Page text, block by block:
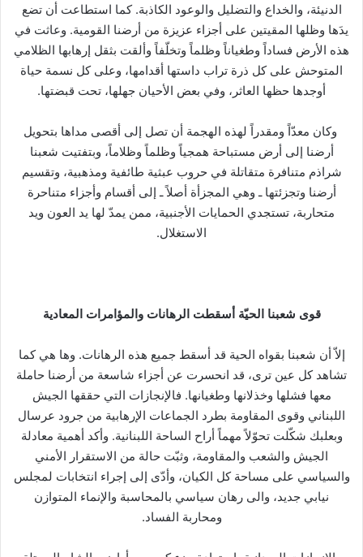
الدنيئة، والخداع والتضليل والوعود الكاذبة. كما استطاعت أن تضع
يدَها وظلها المقيتين على أجزاء عزيزة من أرضنا القومية. وعاثت في
هذه الأرض فساداً وطغياناً وظلماً وتخلّفاً وألقت بثقل إرهابها الظلامي
المتوحش على كل ذرة تراب داستها أقدامها، وعلى كل نسمة حياة
أوجدها حظها العاثر، وفي بعض الأحيان جهلها، تحت قبضتها.
وكان معدّاً ومقدراً لهذه الهجمة أن تصل إلى أقصى مداها بتحويل
أرضنا إلى أرض مستباحة همجياً وظلماً وظلاماً، وبتفتيت شعبنا
شراذم متنافرة متقاتلة في حروب عبثية طائفية ومذهبية، وتقسيم
أرضنا وتجزئتها ـ وهي المجزأة أصلاً ـ إلى أقسام وأجزاء متناحرة
متحاربة، تستجدي الحمايات الأجنبية، ممن يمدّ لها يد العون ويد
الاستغلال.
قوى شعبنا الحيّة أسقطت الرهانات والمؤامرات المعادية
إلاّ أن شعبنا بقواه الحية قد أسقط جميع هذه الرهانات. وها هي كما
تشاهد كل عين ترى، قد انحسرت عن أجزاء شاسعة من أرضنا حاملة
معها فشلها وخذلانها وطغيانها. فالإنجازات التي حققها الجيش
اللبناني وقوى المقاومة بطرد الجماعات الإرهابية من جرود عرسال
وبعلبك شكّلت تحوّلاً مهماً أراح الساحة اللبنانية. وأكد أهمية معادلة
الجيش والشعب والمقاومة، وثبّت حالة من الاستقرار الأمني
والسياسي على مساحة كل الكيان، وأدّى إلى إجراء انتخابات لمجلس
نيابي جديد، والى رهان سياسي بالمحاسبة والإنماء المتوازن
ومحاربة الفساد.